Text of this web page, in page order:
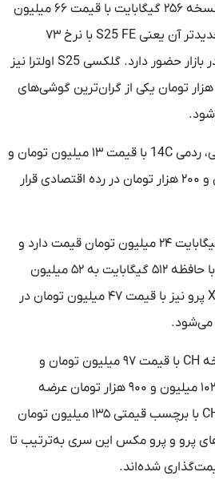
همچنین گلکسی S24 FE نسخه ۲۵۶ گیگابایت با قیمت ۶۶ میلیون
و ۳۰۰ هزار تومان و نسل جدیدتر آن یعنی S25 FE با نرخ ۷۳
میلیون و ۵۰۰ هزار تومان در بازار حضور دارد. گلکسی S25 اولترا نیز
با قیمت ۱۴۰ میلیون و ۶۰۰ هزار تومان یکی از گران‌ترین گوشی‌های
در میان گوشی‌های شیائومی، ردمی 14C با قیمت ۱۳ میلیون تومان و
ردمی 15C با نرخ ۱۷ میلیون و ۲۰۰ هزار تومان در رده اقتصادی قرار
ردمی نوت 14 نسخه ۲۵۶ گیگابایت ۲۴ میلیون تومان قیمت دارد و
نسخه پرو پلاس این سری با حافظه ۵۱۲ گیگابایت به ۵۲ میلیون
تومان رسیده است. پوکو X7 پرو نیز با قیمت ۴۷ میلیون تومان در
می‌شود.
علاوه بر این، آیفون ۱۳ نسخه CH با قیمت ۹۷ میلیون تومان و
آیفون ۱۴ نسخه CH با نرخ ۱۰۲ میلیون و ۹۰۰ هزار تومان عرضه
می‌شوند. آیفون ۱۶ نسخه CH با برچسب قیمتی ۱۳۵ میلیون تومان
پرو و پرو مکس این سری به‌ترتیب تا